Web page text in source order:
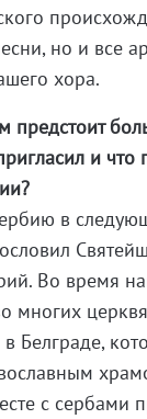
но и все
хора.
предстоит
и что
в
Во время
многих
Белграде,
с сербами